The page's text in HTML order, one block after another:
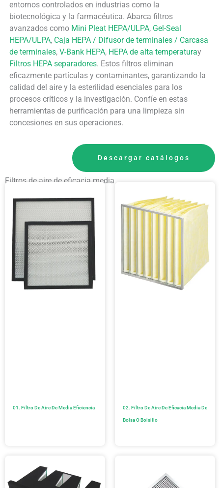
entornos controlados en industrias como la
biotecnológica y la farmacéutica. Abarca filtros
avanzados como Mini Pleat HEPA/ULPA, Gel-Seal
HEPA/ULPA, Caja HEPA / Difusor de terminales / Carcasa
de terminales, V-Bank HEPA, HEPA de alta temperaturay
Filtros HEPA separadores. Estos filtros eliminan
eficazmente partículas y contaminantes, garantizando la
calidad del aire y la esterilidad esenciales para los
procesos críticos y la investigación. Confíe en estas
herramientas de purificación para una limpieza sin
concesiones en sus operaciones.
Descargar catálogos
Filtros de aire de eficacia media
01. Filtro De Aire De Media Eficiencia
02. Filtro De Aire De Eficacia Media De
Bolsa O Bolsillo